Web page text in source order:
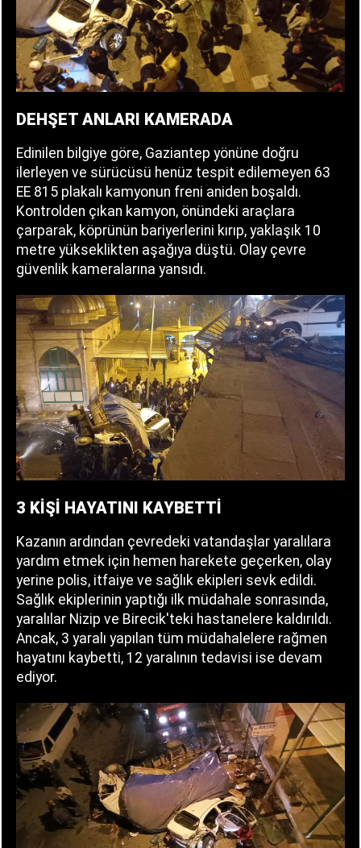
DEHŞET ANLARI KAMERADA
Edinilen bilgiye göre, Gaziantep yönüne doğru
ilerleyen ve sürücüsü henüz tespit edilemeyen 63
EE 815 plakalı kamyonun freni aniden boşaldı.
Kontrolden çıkan kamyon, önündeki araçlara
çarparak, köprünün bariyerlerini kırıp, yaklaşık 10
metre yükseklikten aşağıya düştü. Olay çevre
güvenlik kameralarına yansıdı.
3 KİŞİ HAYATINI KAYBETTİ
Kazanın ardından çevredeki vatandaşlar yaralılara
yardım etmek için hemen harekete geçerken, olay
yerine polis, itfaiye ve sağlık ekipleri sevk edildi.
Sağlık ekiplerinin yaptığı ilk müdahale sonrasında,
yaralılar Nizip ve Birecik'teki hastanelere kaldırıldı.
Ancak, 3 yaralı yapılan tüm müdahalelere rağmen
hayatını kaybetti, 12 yaralının tedavisi ise devam
ediyor.